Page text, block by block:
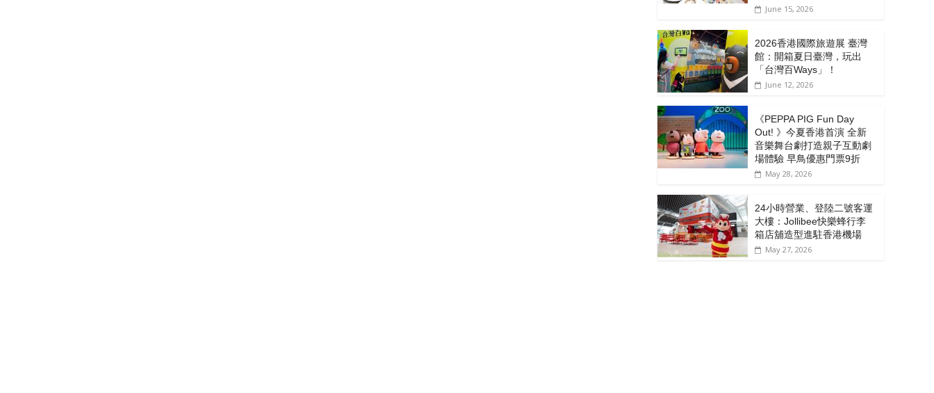
June 15, 2026
2026香港國際旅遊展 臺灣
館：開箱夏日臺灣，玩出
「台灣百Ways」！
June 12, 2026
《PEPPA PIG Fun Day
Out! 》今夏香港首演 全新
音樂舞台劇打造親子互動劇
場體驗 早鳥優惠門票9折
May 28, 2026
24小時營業、登陸二號客運
大樓：Jollibee快樂蜂行李
箱店舖造型進駐香港機場
May 27, 2026